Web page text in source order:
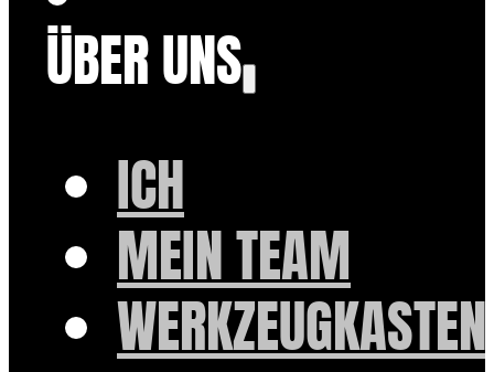
ÜBER UNS
ICH
MEIN TEAM
WERKZEUGKASTEN